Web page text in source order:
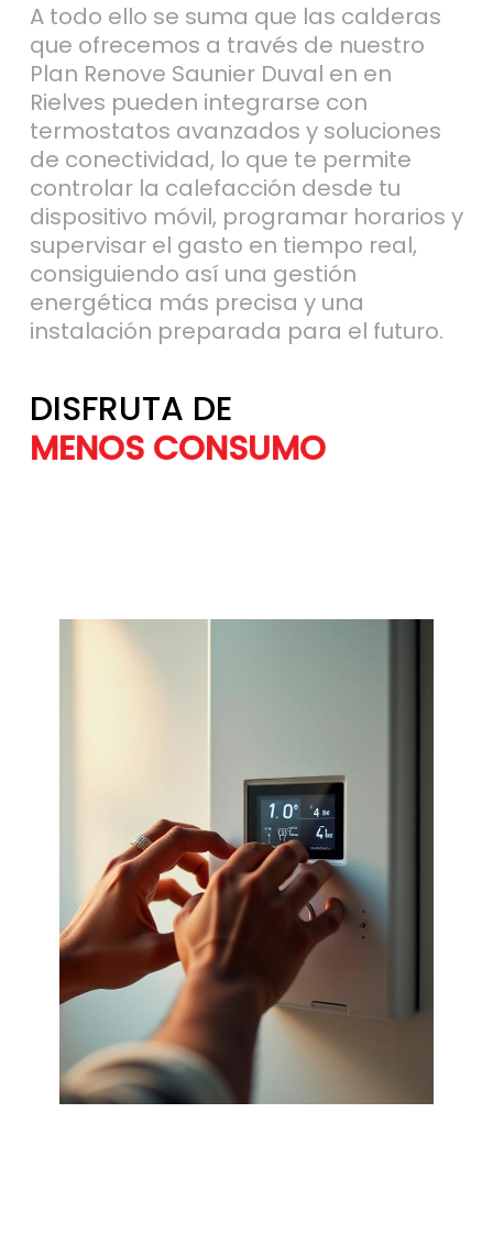
A todo ello se suma que las calderas
que ofrecemos a través de nuestro
Plan Renove Saunier Duval en en
Rielves pueden integrarse con
termostatos avanzados y soluciones
de conectividad, lo que te permite
controlar la calefacción desde tu
dispositivo móvil, programar horarios y
supervisar el gasto en tiempo real,
consiguiendo así una gestión
energética más precisa y una
instalación preparada para el futuro.
DISFRUTA DE